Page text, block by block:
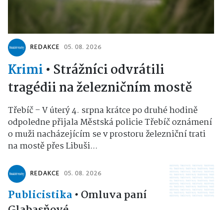
REDAKCE 05. 08. 2026
Krimi • Strážníci odvrátili
tragédii na železničním mostě
Třebíč – V úterý 4. srpna krátce po druhé hodině
odpoledne přijala Městská policie Třebíč oznámení
o muži nacházejícím se v prostoru železniční trati
na mostě přes Libuši...
REDAKCE 05. 08. 2026
Publicistika• Omluva paní